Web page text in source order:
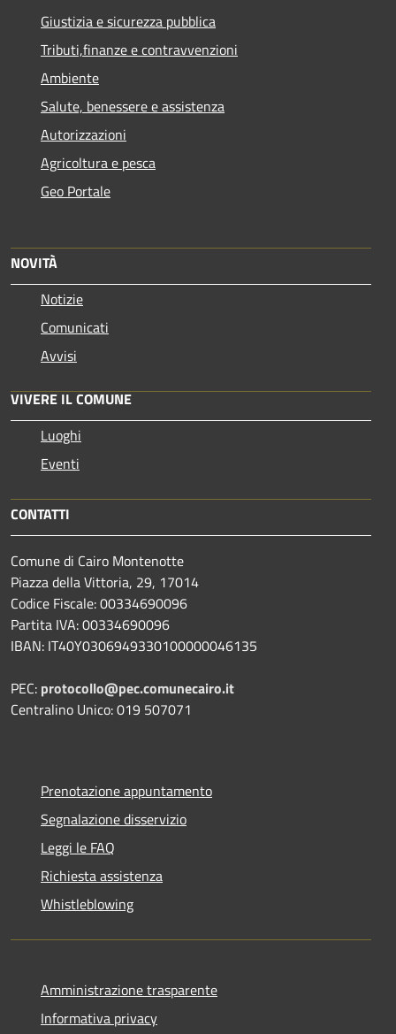
Giustizia e sicurezza pubblica
Tributi,finanze e contravvenzioni
Ambiente
Salute, benessere e assistenza
Autorizzazioni
Agricoltura e pesca
Geo Portale
NOVITÀ
Notizie
Comunicati
Avvisi
VIVERE IL COMUNE
Luoghi
Eventi
CONTATTI
Comune di Cairo Montenotte
Piazza della Vittoria, 29, 17014
Codice Fiscale: 00334690096
Partita IVA: 00334690096
IBAN: IT40Y0306949330100000046135
PEC: protocollo@pec.comunecairo.it
Centralino Unico: 019 507071
Prenotazione appuntamento
Segnalazione disservizio
Leggi le FAQ
Richiesta assistenza
Whistleblowing
Amministrazione trasparente
Informativa privacy